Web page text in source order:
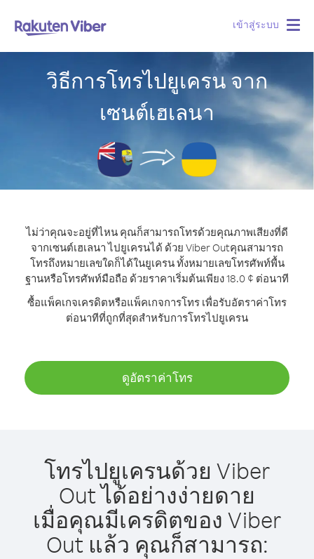
เข้าสู่ระบบ
วิธีการโทรไปยูเครน จาก
เซนต์เฮเลนา
ไม่ว่าคุณจะอยู่ที่ไหน คุณก็สามารถโทรด้วยคุณภาพเสียงที่ดี
จากเซนต์เฮเลนา ไปยูเครนได้ ด้วย Viber Outคุณสามารถ
โทรถึงหมายเลขใดก็ได้ในยูเครน ทั้งหมายเลขโทรศัพท์พื้น
ฐานหรือโทรศัพท์มือถือ ด้วยราคาเริ่มต้นเพียง 18.0 ¢ ต่อนาที
ซื้อแพ็คเกจเครดิตหรือแพ็คเกจการโทร เพื่อรับอัตราค่าโทร
ต่อนาทีที่ถูกที่สุดสำหรับการโทรไปยูเครน
ดูอัตราค่าโทร
โทรไปยูเครนด้วย Viber
Out ได้อย่างง่ายดาย
เมื่อคุณมีเครดิตของ Viber
Out แล้ว คุณก็สามารถ: